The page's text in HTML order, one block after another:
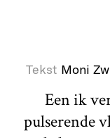
Tekst Moni
Een ik
pulserende